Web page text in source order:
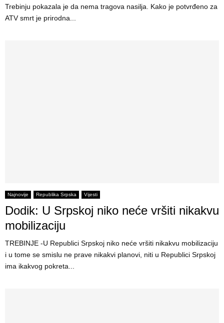
Trebinju pokazala je da nema tragova nasilja. Kako je potvrđeno za
ATV smrt je prirodna...
Najnovije Republika Srpska Vijesti
Dodik: U Srpskoj niko neće vršiti nikakvu
mobilizaciju
TREBINJE -U Republici Srpskoj niko neće vršiti nikakvu mobilizaciju
i u tome se smislu ne prave nikakvi planovi, niti u Republici Srpskoj
ima ikakvog pokreta...